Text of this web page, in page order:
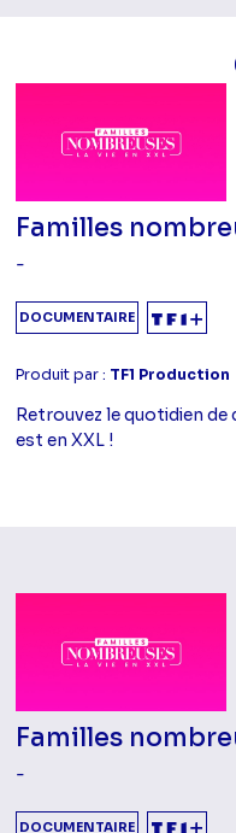
Familles
-
DOCUMENTAIRE
Produit par : TF1 Production
Retrouvez le quotidien
est en XXL !
Familles
-
DOCUMENTAIRE